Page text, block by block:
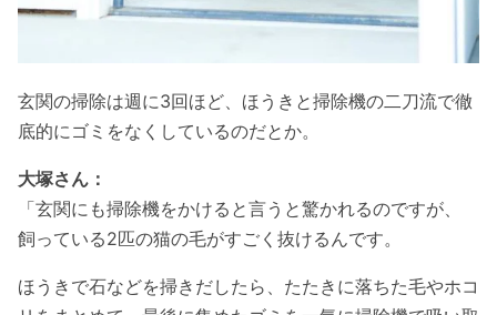
玄関の掃除は週に3回ほど、ほうきと掃除機の二刀流で徹
底的にゴミをなくしているのだとか。
大塚さん：
「玄関にも掃除機をかけると言うと驚かれるのですが、
飼っている2匹の猫の毛がすごく抜けるんです。
ほうきで石などを掃きだしたら、たたきに落ちた毛やホコ